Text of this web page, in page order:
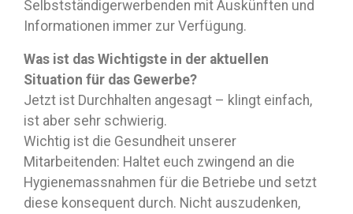
Selbstständigerwerbenden mit Auskünften und
Informationen immer zur Verfügung.
Was ist das Wichtigste in der aktuellen
Situation für das Gewerbe?
Jetzt ist Durchhalten angesagt – klingt einfach,
ist aber sehr schwierig.
Wichtig ist die Gesundheit unserer
Mitarbeitenden: Haltet euch zwingend an die
Hygienemassnahmen für die Betriebe und setzt
diese konsequent durch. Nicht auszudenken,